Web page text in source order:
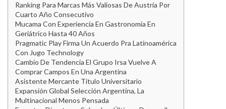
Ranking Para Marcas Más Valiosas De Austria Por
Cuarto Año Consecutivo
Mucama Con Experiencia En Gastronomía En
Geriátrico Hasta 40 Años
Pragmatic Play Firma Un Acuerdo Pra Latinoamérica
Con Jugo Technology
Cambio De Tendencia El Grupo Irsa Vuelve A
Comprar Campos En Una Argentina
Asistente Mercante Titulo Universitario
Expansión Global Selección Argentina, La
Multinacional Menos Pensada